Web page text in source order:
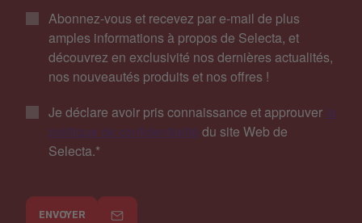
Abonnez-vous et recevez par e-mail de plus
amples informations à propos de Selecta, et
découvrez en exclusivité nos dernières actualités,
nos nouveautés produits et nos offres !
Je déclare avoir pris connaissance et approuver la
politique de confidentialité du site Web de
Selecta.*
ENVOYER